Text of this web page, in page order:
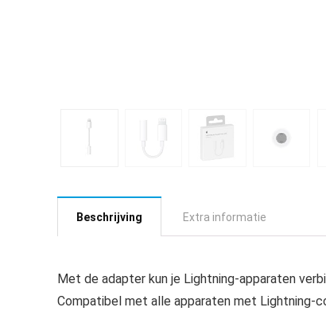
Beschrijving Extra informatie
Met de adapter kun je Lightning-apparaten
Compatibel met alle apparaten met Lightning-